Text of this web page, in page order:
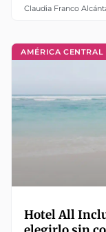
Claudia Franco
AMÉRICA CENTRAL
Hotel All